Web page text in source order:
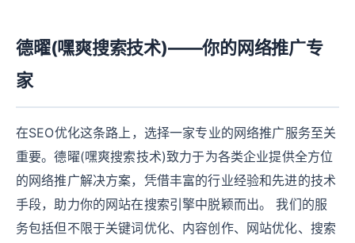
德曜(嘿爽搜索技术)——你的网络推广专
家
在SEO优化这条路上，选择一家专业的网络推广服务至关
重要。德曜(嘿爽搜索技术)致力于为各类企业提供全方位
的网络推广解决方案，凭借丰富的行业经验和先进的技术
手段，助力你的网站在搜索引擎中脱颖而出。 我们的服
务包括但不限于关键词优化、内容创作、网站优化、搜索